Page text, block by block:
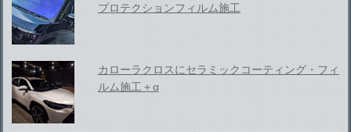
プロテクションフィルム施工
カローラクロスにセラミックコーティング・フィ
ルム施工＋α